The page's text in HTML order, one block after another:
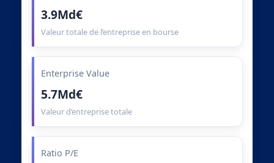
3.9Md€
Valeur totale de l’entreprise en bourse
Enterprise Value
5.7Md€
Valeur d’entreprise totale
Ratio P/E